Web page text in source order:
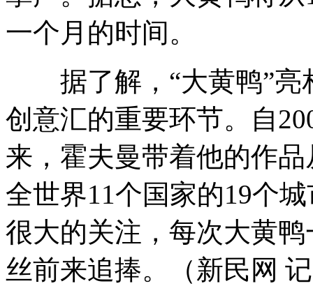
一个月的时间。
据了解，“大黄鸭”亮
创意汇的重要环节。自
来，霍夫曼带着他的作
全世界11个国家的19个
很大的关注，每次大黄
丝前来追捧。（新民网